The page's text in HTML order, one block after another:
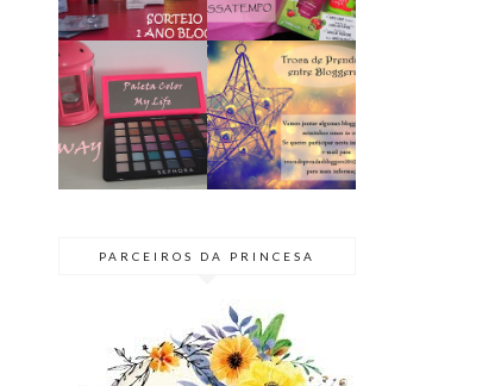
GIVEAWAY |
PALETA COLOR
MY LIFE
@SEPHORA
BLOGGER
SECRETO 2015
| TROCA DE
PRENDAS
PARCEIROS DA PRINCESA